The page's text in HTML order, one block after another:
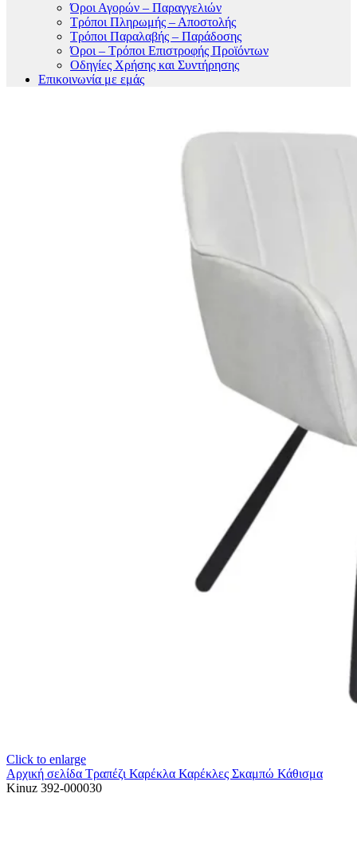
Όροι Αγορών – Παραγγελιών
Τρόποι Πληρωμής – Αποστολής
Τρόποι Παραλαβής – Παράδοσης
Όροι – Τρόποι Επιστροφής Προϊόντων
Οδηγίες Χρήσης και Συντήρησης
Επικοινωνία με εμάς
Click to enlarge
Αρχική σελίδα Τραπέζι Καρέκλα Καρέκλες Σκαμπώ Κάθισμα
Kinuz 392-000030